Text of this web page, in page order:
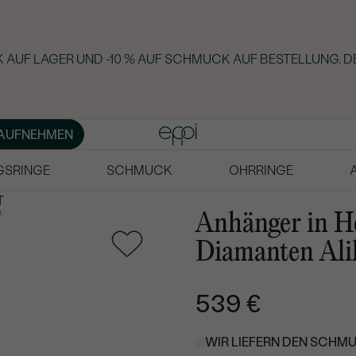
LAGER UND -10 % AUF SCHMUCK AUF BESTELLUNG.
SCHMUCK OHRRINGE
Anhänger in
Diamanten
539 €
WIR LIEFERN DEN